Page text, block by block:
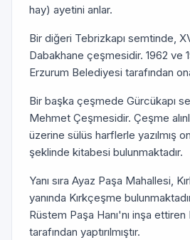
hay) ayetini anlar.
Bir diğeri Tebrizkapı semtinde,
Dabakhane çeşmesidir. 1962 ve
Erzurum Belediyesi tarafından
Bir başka çeşmede Gürcükapı
Mehmet Çeşmesidir. Çeşme
üzerine sülüs harflerle yazılmış
şeklinde kitabesi bulunmaktadır.
Yanı sıra Ayaz Paşa Mahallesi,
yanında Kırkçeşme
Rüstem Paşa Hanı'nı inşa
tarafından yaptırılmıştır.